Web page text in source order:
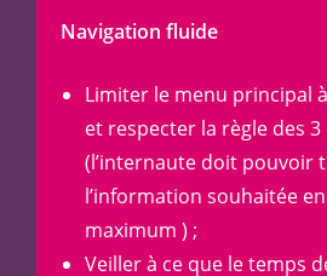
Navigation fluide
Limiter le menu principal
et respecter la règle des 3
(l’internaute doit pouvoir
l’information souhaitée
maximum ) ;
Veiller à ce que le temps